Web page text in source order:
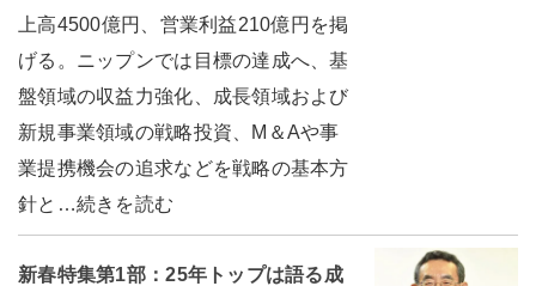
上高4500億円、営業利益210億円を掲
げる。ニップンでは目標の達成へ、基
盤領域の収益力強化、成長領域および
新規事業領域の戦略投資、M＆Aや事
業提携機会の追求などを戦略の基本方
針と…続きを読む
新春特集第1部：25年トップは語る成